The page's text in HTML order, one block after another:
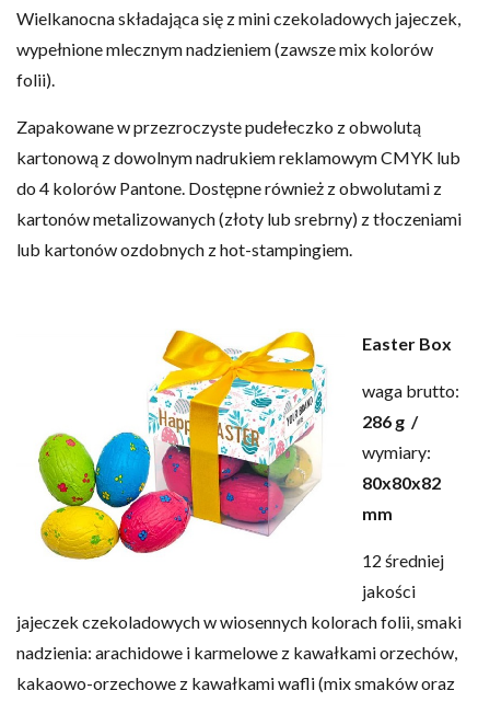
Wielkanocna składająca się z mini czekoladowych jajeczek,
wypełnione mlecznym nadzieniem (zawsze mix kolorów
folii).
Zapakowane w przezroczyste pudełeczko z obwolutą
kartonową z dowolnym nadrukiem reklamowym CMYK lub
do 4 kolorów Pantone. Dostępne również z obwolutami z
kartonów metalizowanych (złoty lub srebrny) z tłoczeniami
lub kartonów ozdobnych z hot-stampingiem.
Easter Box
waga brutto:
286 g /
wymiary:
80x80x82
mm
12 średniej
jakości
jajeczek czekoladowych w wiosennych kolorach folii, smaki
nadzienia: arachidowe i karmelowe z kawałkami orzechów,
kakaowo-orzechowe z kawałkami wafli (mix smaków oraz